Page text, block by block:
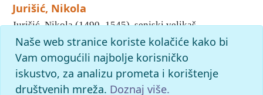
Jurišić, Nikola
Jurišić, Nikola (1490–1545), senjski velikaš ...
« 71 72 73 74 75 76 77 78 79
slovoj: pronađenih odgovora: 781; vrijeme izvršavanja
upita: 12 ms
Naše web stranice koriste kolačiće kako bi
Vam omogućili najbolje korisničko
iskustvo, za analizu prometa i korištenje
društvenih mreža. Doznaj više.